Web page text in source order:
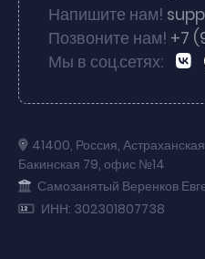
Напишите нам!
Позвоните нам! +7
Мы в соц.сетях:
41400, Россия,
Бакинская 79, офис №14
Самозанятый Веренков
ИНН: 302301807738